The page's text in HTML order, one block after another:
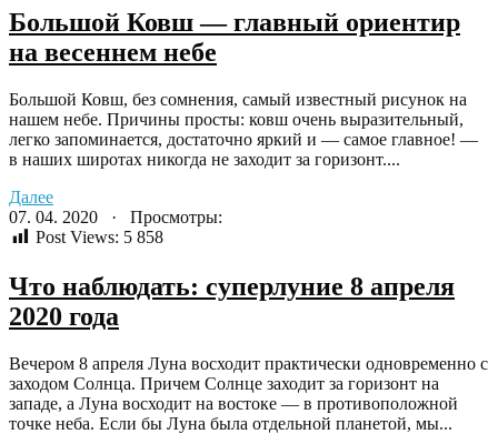
Большой Ковш — главный ориентир
на весеннем небе
Большой Ковш, без сомнения, самый известный рисунок на
нашем небе. Причины просты: ковш очень выразительный,
легко запоминается, достаточно яркий и — самое главное! —
в наших широтах никогда не заходит за горизонт....
Далее
07. 04. 2020 · Просмотры:
Post Views: 5 858
Что наблюдать: суперлуние 8 апреля
2020 года
Вечером 8 апреля Луна восходит практически одновременно с
заходом Солнца. Причем Солнце заходит за горизонт на
западе, а Луна восходит на востоке — в противоположной
точке неба. Если бы Луна была отдельной планетой, мы...